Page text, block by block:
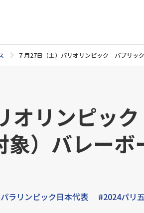
７月27日（土）パリオリンピック パブリッ
オリンピッ
）バレー
ラリンピック日本代表 #2024パリ